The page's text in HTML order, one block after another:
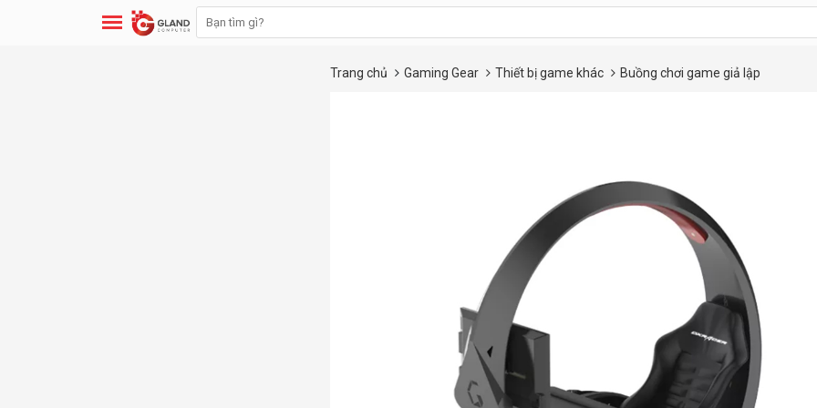
Trang chủ Gaming Gear Thiết bị game khác Buồng chơi game giả lập